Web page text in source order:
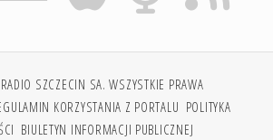
SZCZECIN SA. WSZYSTKIE PRAWA
KORZYSTANIA Z PORTALU POLITYKA
BIULETYN INFORMACJI PUBLICZNEJ